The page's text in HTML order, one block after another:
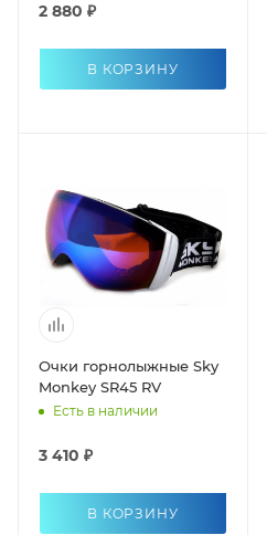
2 880 ₽
В КОРЗИНУ
Очки горнолыжные Sky
Monkey SR45 RV
Есть в наличии
3 410 ₽
В КОРЗИНУ